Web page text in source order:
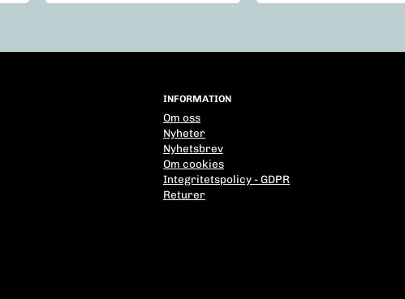
INFORMATION
Om oss
Nyheter
Nyhetsbrev
Om cookies
Integritetspolicy - GDPR
Returer